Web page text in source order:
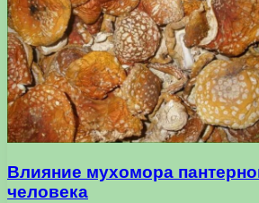
Влияние мухомора
человека